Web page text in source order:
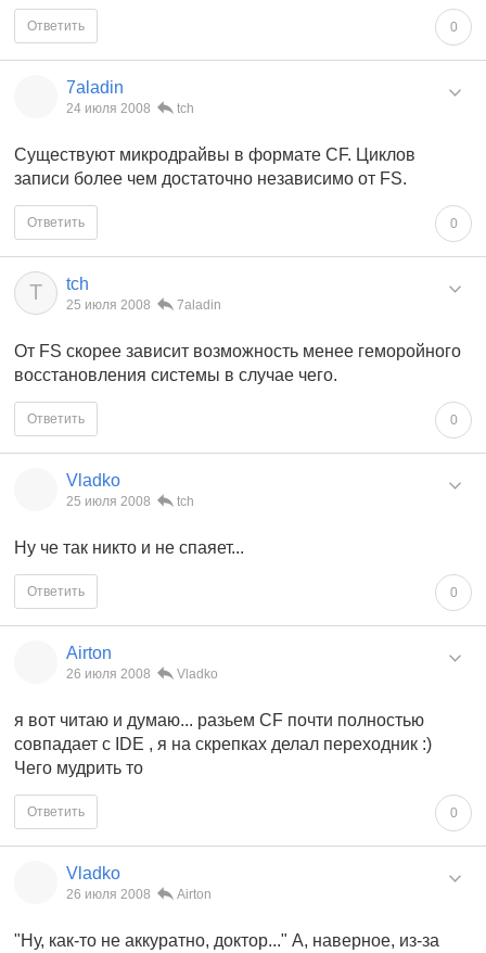
0
Ответить
7aladin
24 июля 2008 tch
Существуют микродрайвы в формате CF. Циклов
записи более чем достаточно независимо от FS.
0
Ответить
T tch
25 июля 2008 7aladin
От FS скорее зависит возможность менее геморойного
восстановления системы в случае чего.
0
Ответить
Vladko
25 июля 2008 tch
Ну че так никто и не спаяет...
0
Ответить
Airton
26 июля 2008 Vladko
я вот читаю и думаю... разьем CF почти полностью
совпадает с IDE , я на скрепках делал переходник :)
Чего мудрить то
0
Ответить
Vladko
26 июля 2008 Airton
"Ну, как-то не аккуратно, доктор..." А, наверное, из-за